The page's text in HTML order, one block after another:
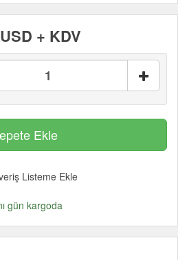
+ KDV
Listeme Ekle
gün kargoda